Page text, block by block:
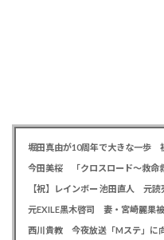
堀田真由が10周年で大きな一歩
今田美桜 「クロスロード～救命
【祝】レインボー 池田直人 元